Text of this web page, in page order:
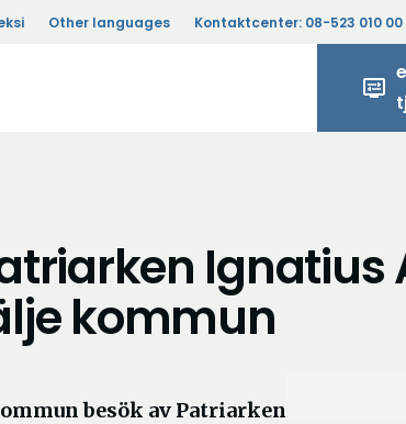
Other languages Kontaktcenter: 08-523 010 00
display_settings
Ignatius
kommun
besök av Patriarken